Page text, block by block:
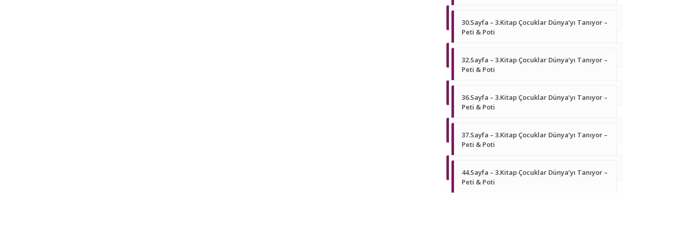
30.Sayfa – 3.Kitap Çocuklar Dünya’yı Tanıyor –
Peti & Poti
32.Sayfa – 3.Kitap Çocuklar Dünya’yı Tanıyor –
Peti & Poti
36.Sayfa – 3.Kitap Çocuklar Dünya’yı Tanıyor –
Peti & Poti
37.Sayfa – 3.Kitap Çocuklar Dünya’yı Tanıyor –
Peti & Poti
44.Sayfa – 3.Kitap Çocuklar Dünya’yı Tanıyor –
Peti & Poti